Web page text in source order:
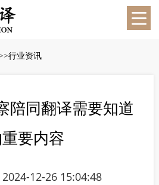
行业资讯
陪同翻译需要知道
要内容
12-26 15:04:48